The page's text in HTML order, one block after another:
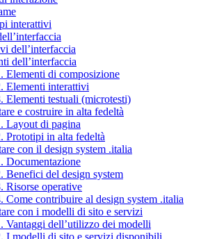
interattivi
dell’interfaccia
dell’interfaccia
Elementi di composizione
Elementi interattivi
Elementi testuali (microtesti)
e costruire in alta fedeltà
Layout di pagina
Prototipi in alta fedeltà
con il design system .italia
Documentazione
Benefici del design system
Risorse operative
Come contribuire al design system .italia
con i modelli di sito e servizi
Vantaggi dell’utilizzo dei modelli
I modelli di sito e servizi disponibili